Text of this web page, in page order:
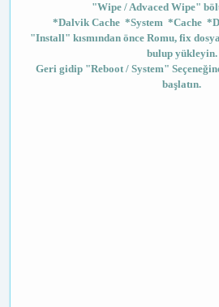
"Wipe / Advaced Wipe"
*Dalvik Cache *System *Cache
"Install" kısmından önce Romu, fix
bulup yükleyin.
Geri gidip "Reboot / System"
başlatın.